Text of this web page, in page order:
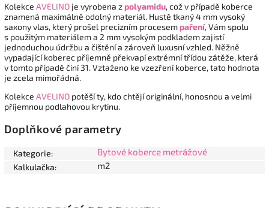
Kolekce AVELINO je vyrobena zpolyamidu, což v případě koberce
znamená maximálně odolný materiál. Hustě tkaný 4 mm vysoký
saxony vlas, který prošel precizním procesempaření, Vám spolu
s použitým materiálem a 2 mm vysokým podkladem zajistí
jednoduchou údržbu a čištění a zároveň luxusní vzhled. Něžně
vypadající koberec příjemně překvapí extrémní třídou zátěže, která
v tomto případě činí 31. Vztaženo ke vzezření koberce, tato hodnota
je zcela mimořádná.
Kolekce AVELINO potěší ty, kdo chtějí originální, honosnou a velmi
příjemnou podlahovou krytinu.
Doplňkové parametry
Kategorie: Bytové koberce metrážové
Kalkulačka: m2